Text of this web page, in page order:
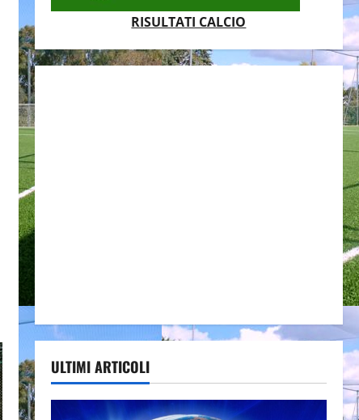
RISULTATI CALCIO
ULTIMI ARTICOLI